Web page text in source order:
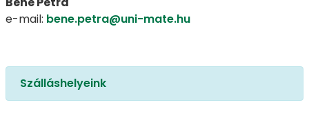
e-mail: bene.petra@uni-mate.hu
Szálláshelyeink